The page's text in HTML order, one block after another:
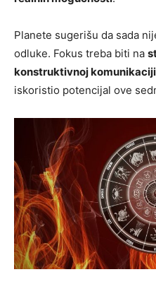
Planete sugerišu da sada
odluke. Fokus treba biti na
konstruktivnoj komunikaciji
iskoristio potencijal ove